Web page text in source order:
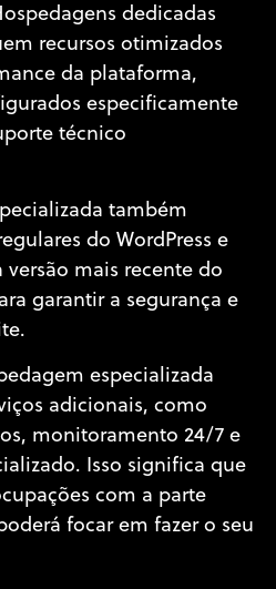
dedicadas
recursos otimizados
da plataforma,
especificamente
técnico
também
do WordPress e
mais recente do
garantir a segurança e
especializada
adicionais, como
monitoramento 24/7 e
Isso significa que
com a parte
focar em fazer o seu